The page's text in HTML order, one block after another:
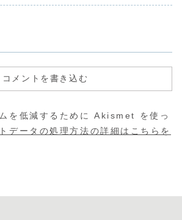
コメントを書き込む
を低減するために Akismet を使っ
データの処理方法の詳細はこちらを